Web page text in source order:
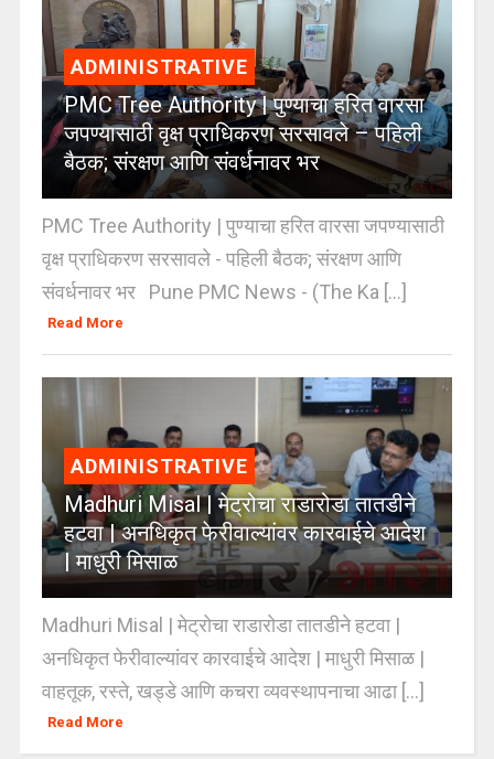
ADMINISTRATIVE
PMC Tree Authority | पुण्याचा हरित वारसा
जपण्यासाठी वृक्ष प्राधिकरण सरसावले – पहिली
बैठक; संरक्षण आणि संवर्धनावर भर
PMC Tree Authority | पुण्याचा हरित वारसा जपण्यासाठी
वृक्ष प्राधिकरण सरसावले - पहिली बैठक; संरक्षण आणि
संवर्धनावर भर Pune PMC News - (The Ka [...]
Read More
ADMINISTRATIVE
Madhuri Misal | मेट्रोचा राडारोडा तातडीने
हटवा | अनधिकृत फेरीवाल्यांवर कारवाईचे आदेश
| माधुरी मिसाळ
Madhuri Misal | मेट्रोचा राडारोडा तातडीने हटवा |
अनधिकृत फेरीवाल्यांवर कारवाईचे आदेश | माधुरी मिसाळ |
वाहतूक, रस्ते, खड्डे आणि कचरा व्यवस्थापनाचा आढा [...]
Read More